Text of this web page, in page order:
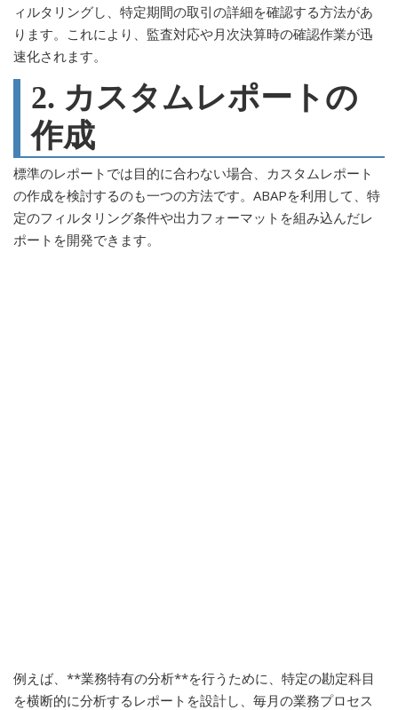
ィルタリングし、特定期間の取引の詳細を確認する方法があ
ります。これにより、監査対応や月次決算時の確認作業が迅
速化されます。
2. カスタムレポートの
作成
標準のレポートでは目的に合わない場合、カスタムレポート
の作成を検討するのも一つの方法です。ABAPを利用して、特
定のフィルタリング条件や出力フォーマットを組み込んだレ
ポートを開発できます。
例えば、**業務特有の分析**を行うために、特定の勘定科目
を横断的に分析するレポートを設計し、毎月の業務プロセス